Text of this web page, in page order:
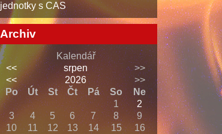
jednotky s CAS
Archiv
Kalendář
<<
srpen
>>
<<
2026
>>
Po
Út St Čt Pá So
Ne
1
2
3
4 5 6 7 8
9
10
11 12 13 14 15
16